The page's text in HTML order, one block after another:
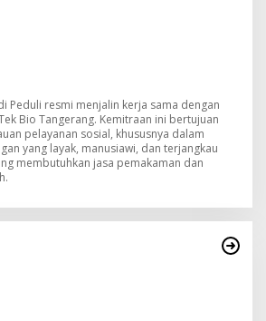
Peduli resmi menjalin kerja sama dengan
Bio Tangerang. Kemitraan ini bertujuan
pelayanan sosial, khususnya dalam
yang layak, manusiawi, dan terjangkau
membutuhkan jasa pemakaman dan